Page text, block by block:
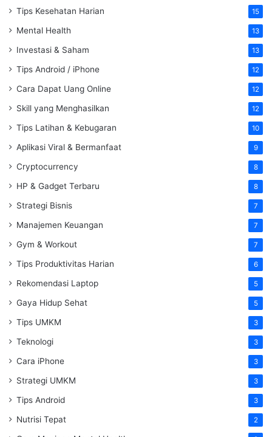
Tips Kesehatan Harian 15
Mental Health 13
Investasi & Saham 13
Tips Android / iPhone 12
Cara Dapat Uang Online 12
Skill yang Menghasilkan 12
Tips Latihan & Kebugaran 10
Aplikasi Viral & Bermanfaat 9
Cryptocurrency 8
HP & Gadget Terbaru 8
Strategi Bisnis 7
Manajemen Keuangan 7
Gym & Workout 7
Tips Produktivitas Harian 6
Rekomendasi Laptop 5
Gaya Hidup Sehat 5
Tips UMKM 3
Teknologi 3
Cara iPhone 3
Strategi UMKM 3
Tips Android 3
Nutrisi Tepat 2